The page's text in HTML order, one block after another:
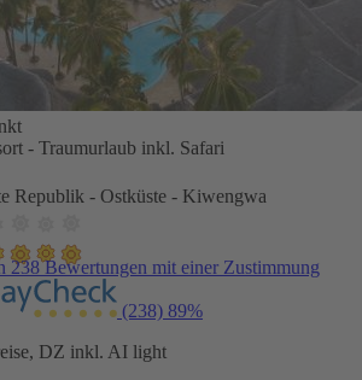
- Traumurlaub inkl. Safari
Republik - Ostküste - Kiwengwa
238 Bewertungen mit einer Zustimmung
(238) 89%
DZ inkl. AI light